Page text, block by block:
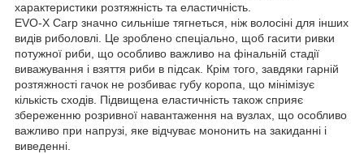
характеристики розтяжність та еластичність.
EVO-X Carp значно сильніше тягнеться, ніж волосіні для інших
видів риболовлі. Це зроблено спеціально, щоб гасити ривки
потужної риби, що особливо важливо на фінальній стадії
виважування і взяття риби в підсак. Крім того, завдяки гарній
розтяжності гачок не розбиває губу коропа, що мінімізує
кількість сходів. Підвищена еластичність також сприяє
збереженню розривної навантаження на вузлах, що особливо
важливо при напрузі, яке відчуває мононить на закиданні і
виведенні.